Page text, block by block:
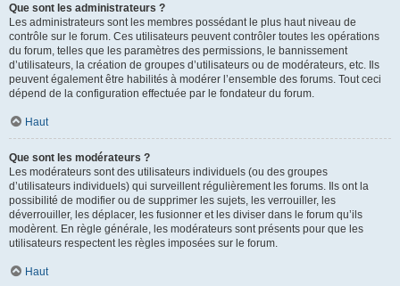
Que sont les administrateurs ?
Les administrateurs sont les membres possédant le plus haut niveau de
contrôle sur le forum. Ces utilisateurs peuvent contrôler toutes les opérations
du forum, telles que les paramètres des permissions, le bannissement
d’utilisateurs, la création de groupes d’utilisateurs ou de modérateurs, etc. Ils
peuvent également être habilités à modérer l’ensemble des forums. Tout ceci
dépend de la configuration effectuée par le fondateur du forum.
Haut
Que sont les modérateurs ?
Les modérateurs sont des utilisateurs individuels (ou des groupes
d’utilisateurs individuels) qui surveillent régulièrement les forums. Ils ont la
possibilité de modifier ou de supprimer les sujets, les verrouiller, les
déverrouiller, les déplacer, les fusionner et les diviser dans le forum qu’ils
modèrent. En règle générale, les modérateurs sont présents pour que les
utilisateurs respectent les règles imposées sur le forum.
Haut